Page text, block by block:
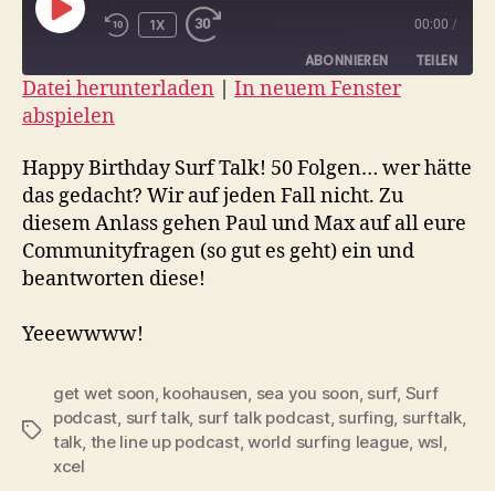
PLAY
EPISODE
1X 00:00 /
ABONNIEREN TEILEN
TEILEN
LINK
EMBED
Datei herunterladen | In neuem Fenster
abspielen
Happy Birthday Surf Talk! 50 Folgen… wer hätte
das gedacht? Wir auf jeden Fall nicht. Zu
diesem Anlass gehen Paul und Max auf all eure
Communityfragen (so gut es geht) ein und
beantworten diese!
Yeeewwww!
Schlagwörter
get wet soon, koohausen, sea you soon, surf, Surf
podcast, surf talk, surf talk podcast, surfing, surftalk,
talk, the line up podcast,world surfing league, wsl,
xcel